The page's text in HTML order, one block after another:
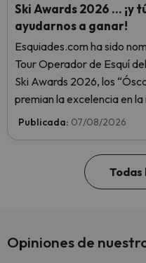
Ski Awards 2026 … ¡y
ayudarnos a ganar!
Esquiades.com ha sido
Tour Operador de Esquí
Ski Awards 2026, los
premian la excelencia en
¡Vota ahora y ayúdanos a
Publicada: 07/08/2026
Todas
Opiniones de